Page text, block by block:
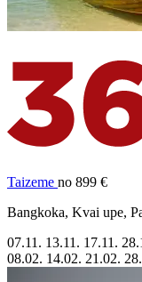
Taizeme no 899 €
Bangkoka, Kvai upe,
07.11. 13.11. 17.11.
08.02. 14.02. 21.02.